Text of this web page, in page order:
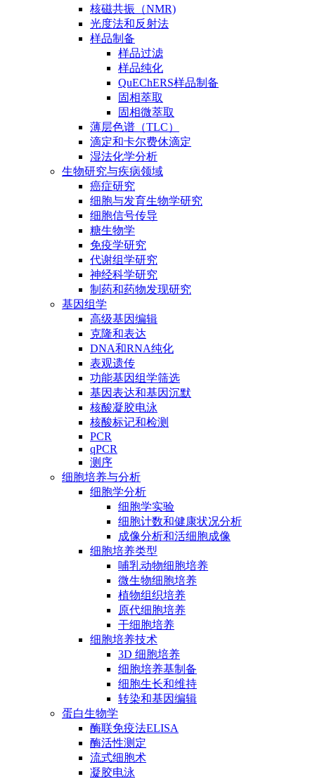
核磁共振（NMR)
光度法和反射法
样品制备
样品过滤
样品纯化
QuEChERS样品制备
固相萃取
固相微萃取
薄层色谱（TLC）
滴定和卡尔费休滴定
湿法化学分析
生物研究与疾病领域
癌症研究
细胞与发育生物学研究
细胞信号传导
糖生物学
免疫学研究
代谢组学研究
神经科学研究
制药和药物发现研究
基因组学
高级基因编辑
克隆和表达
DNA和RNA纯化
表观遗传
功能基因组学筛选
基因表达和基因沉默
核酸凝胶电泳
核酸标记和检测
PCR
qPCR
测序
细胞培养与分析
细胞学分析
细胞学实验
细胞计数和健康状况分析
成像分析和活细胞成像
细胞培养类型
哺乳动物细胞培养
微生物细胞培养
植物组织培养
原代细胞培养
干细胞培养
细胞培养技术
3D 细胞培养
细胞培养基制备
细胞生长和维持
转染和基因编辑
蛋白生物学
酶联免疫法ELISA
酶活性测定
流式细胞术
凝胶电泳